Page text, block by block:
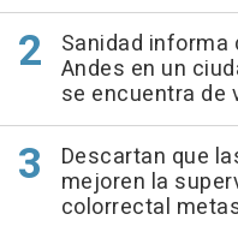
Sanidad informa
Andes en un
se encuentra de
Descartan que
mejoren la
colorrectal